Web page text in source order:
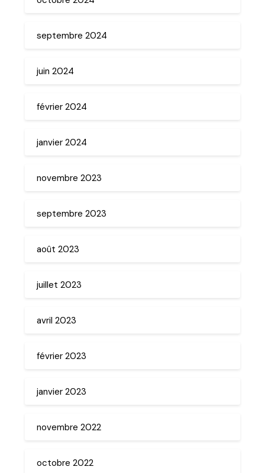
septembre 2024
juin 2024
février 2024
janvier 2024
novembre 2023
septembre 2023
août 2023
juillet 2023
avril 2023
février 2023
janvier 2023
novembre 2022
octobre 2022